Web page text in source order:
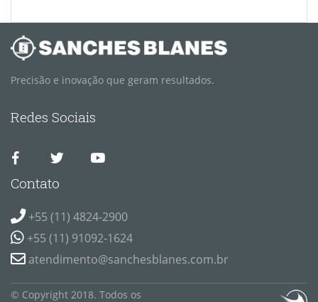
Precisão e inovação que geram resultados.
Redes Sociais
Contato
+55 (11) 4824-2900
+55 (11) 91092-1624
atendimento@sanchesblanes.com.br
© Copyright 2018. Todos os